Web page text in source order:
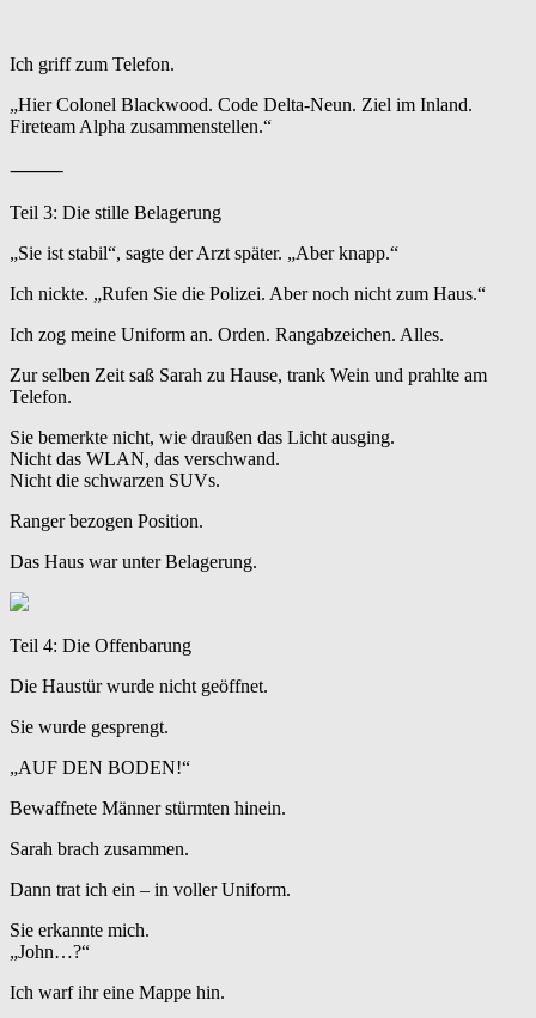
Ich griff zum Telefon.
„Hier Colonel Blackwood. Code Delta-Neun. Ziel im Inland.
Fireteam Alpha zusammenstellen.“
⸻
Teil 3: Die stille Belagerung
„Sie ist stabil“, sagte der Arzt später. „Aber knapp.“
Ich nickte. „Rufen Sie die Polizei. Aber noch nicht zum Haus.“
Ich zog meine Uniform an. Orden. Rangabzeichen. Alles.
Zur selben Zeit saß Sarah zu Hause, trank Wein und prahlte am
Telefon.
Sie bemerkte nicht, wie draußen das Licht ausging.
Nicht das WLAN, das verschwand.
Nicht die schwarzen SUVs.
Ranger bezogen Position.
Das Haus war unter Belagerung.
Teil 4: Die Offenbarung
Die Haustür wurde nicht geöffnet.
Sie wurde gesprengt.
„AUF DEN BODEN!“
Bewaffnete Männer stürmten hinein.
Sarah brach zusammen.
Dann trat ich ein – in voller Uniform.
Sie erkannte mich.
„John…?“
Ich warf ihr eine Mappe hin.